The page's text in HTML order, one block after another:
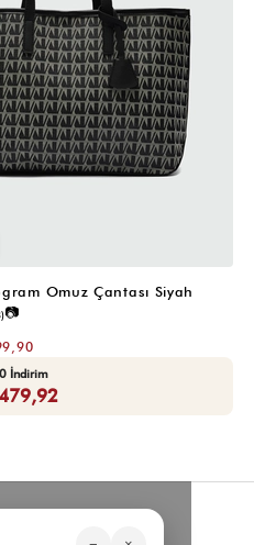
Omuz Çantası Siyah
📷
İndirim
Kurumsal